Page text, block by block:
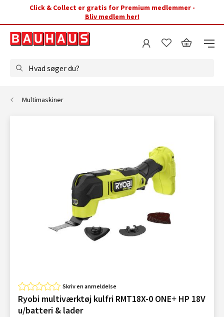
Click & Collect er gratis for Premium medlemmer -
Bliv medlem her!
Hvad søger du?
Multimaskiner
Skriv en anmeldelse
Ryobi multiværktøj kulfri RMT18X-0 ONE+ HP 18V
u/batteri & lader